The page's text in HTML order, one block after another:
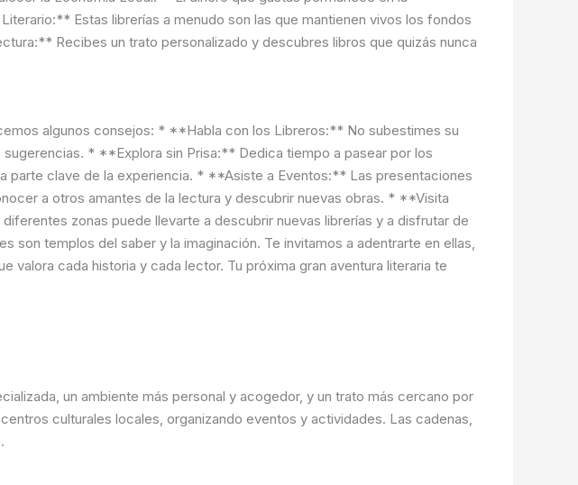
Estas librerías a menudo son las que mantienen vivos los fondos
Recibes un trato personalizado y descubres libros que quizás nunca
algunos consejos: * **Habla con los Libreros:** No subestimes su
* **Explora sin Prisa:** Dedica tiempo a pasear por los
parte clave de la experiencia. * **Asiste a Eventos:** Las presentaciones
a otros amantes de la lectura y descubrir nuevas obras. * **Visita
zonas puede llevarte a descubrir nuevas librerías y a disfrutar de
son templos del saber y la imaginación. Te invitamos a adentrarte en ellas,
cada historia y cada lector. Tu próxima gran aventura literaria te
un ambiente más personal y acogedor, y un trato más cercano por
culturales locales, organizando eventos y actividades. Las cadenas,